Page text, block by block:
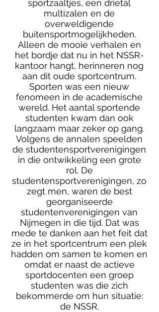
sportzaaltjes, een drietal
multizalen en de
overweldigende
buitensportmogelijkheden.
Alleen de mooie verhalen en
het bordje dat nu in het NSSR-
kantoor hangt, herinneren nog
aan dit oude sportcentrum.
Sporten was een nieuw
fenomeen in de academische
wereld. Het aantal sportende
studenten kwam dan ook
langzaam maar zeker op gang.
Volgens de annalen speelden
de studentensportverenigingen
in die ontwikkeling een grote
rol. De
studentensportverenigingen, zo
zegt men, waren de best
georganiseerde
studentenverenigingen van
Nijmegen in die tijd. Dat was
mede te danken aan het feit dat
ze in het sportcentrum een plek
hadden om samen te komen en
omdat er naast de actieve
sportdocenten een groep
studenten was die zich
bekommerde om hun situatie:
de NSSR.